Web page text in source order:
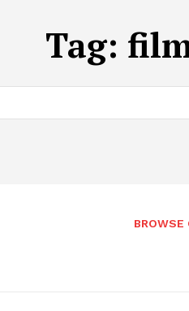
Tag:
BROWSE